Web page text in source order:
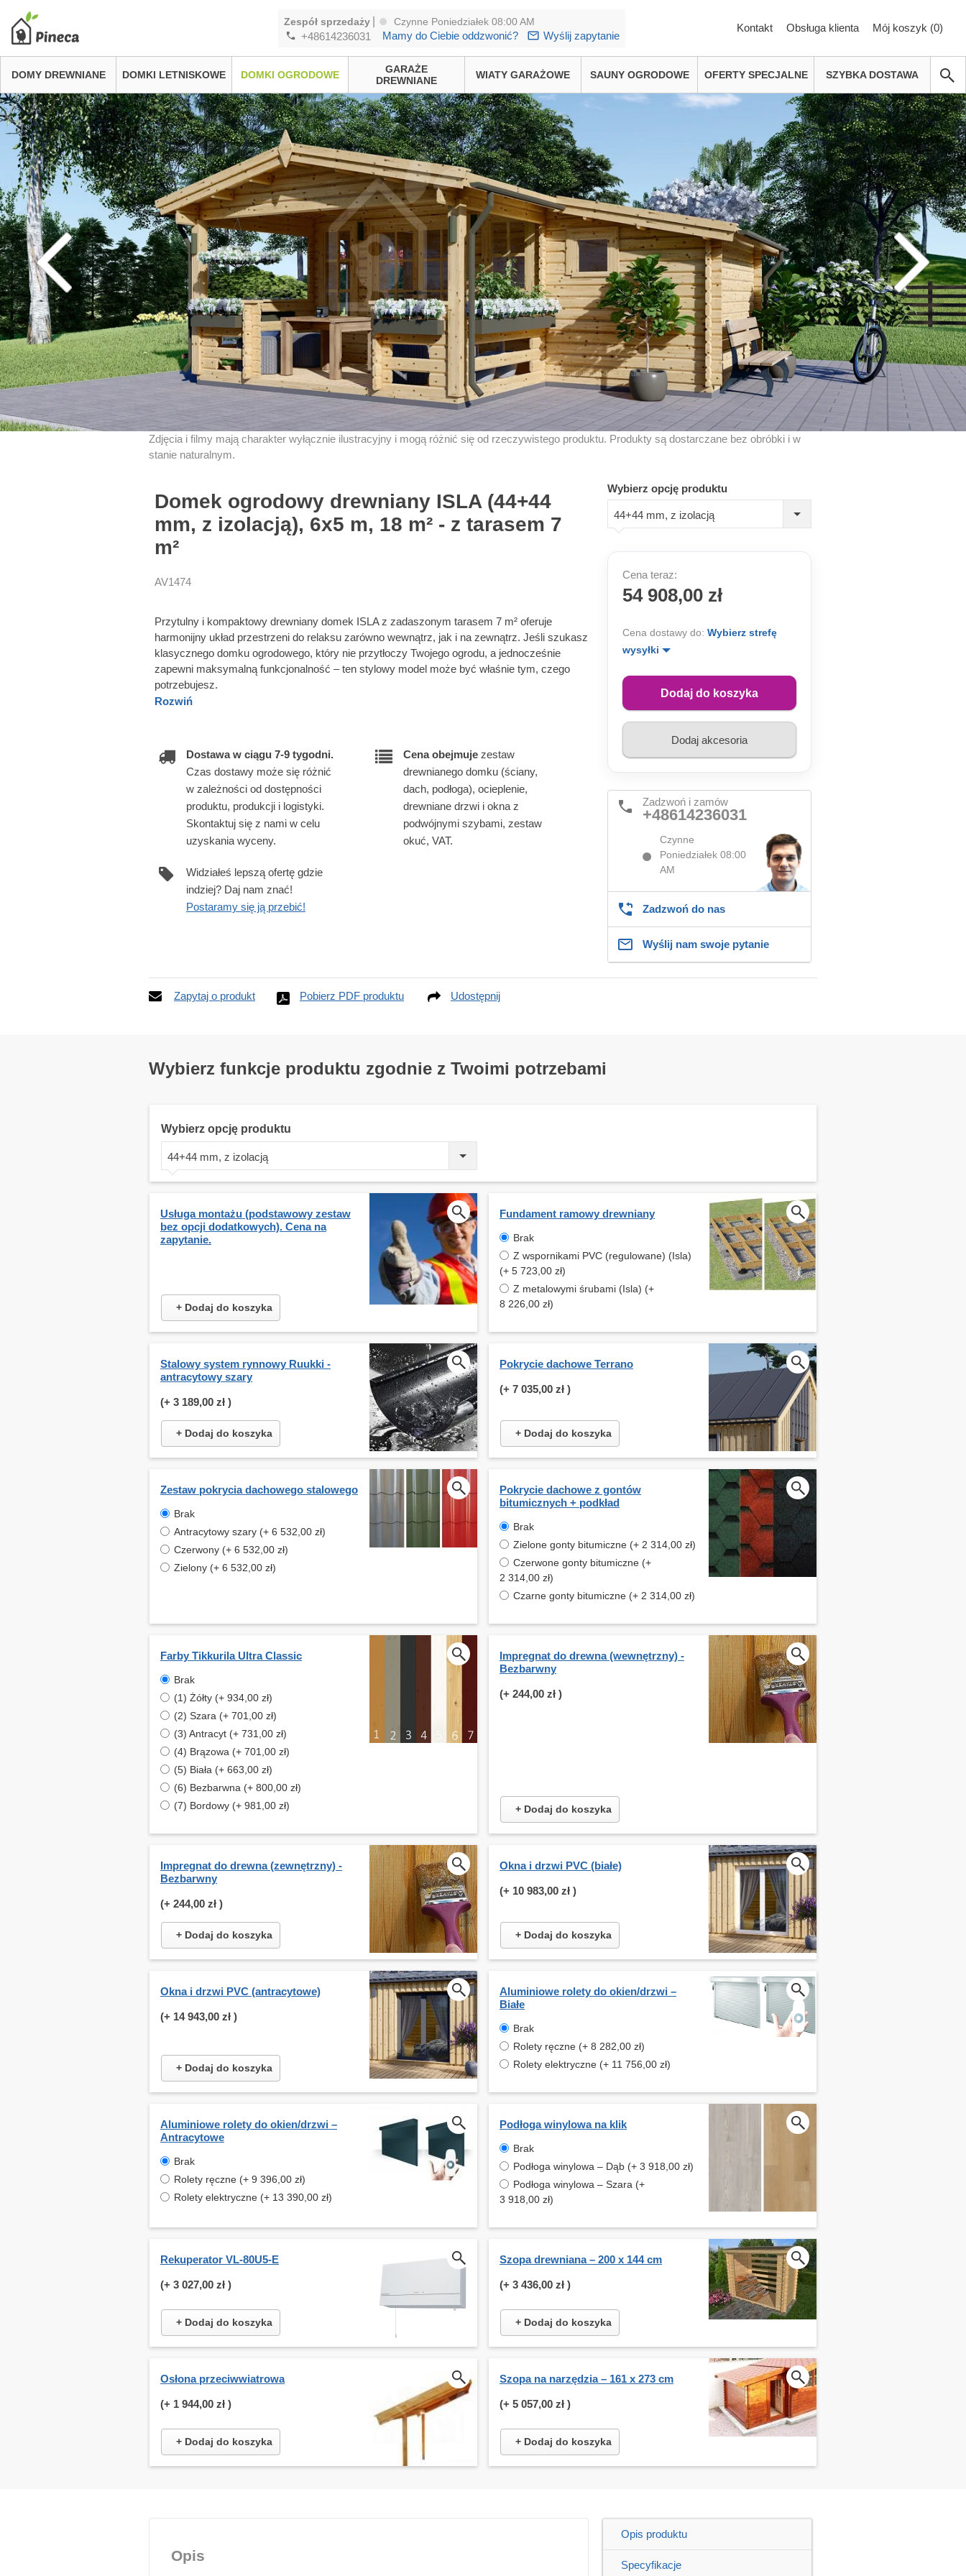
Zespół sprzedaży Czynne Poniedziałek 08:00 AM
+48614236031 Mamy do Ciebie oddzwonić? Wyślij zapytanie
Kontakt Obsługa klienta Mój koszyk (0)
DOMY DREWNIANE DOMKI LETNISKOWE DOMKI OGRODOWE
GARAŻE
DREWNIANE
WIATY GARAŻOWE SAUNY OGRODOWE OFERTY SPECJALNE SZYBKA DOSTAWA
Zdjęcia i filmy mają charakter wyłącznie ilustracyjny i mogą różnić się od rzeczywistego produktu. Produkty są dostarczane bez obróbki i w
stanie naturalnym.
Domek ogrodowy drewniany ISLA (44+44
mm, z izolacją), 6x5 m, 18 m² - z tarasem 7
m²
AV1474
Przytulny i kompaktowy drewniany domek ISLA z zadaszonym tarasem 7 m² oferuje
harmonijny układ przestrzeni do relaksu zarówno wewnątrz, jak i na zewnątrz. Jeśli szukasz
klasycznego domku ogrodowego, który nie przytłoczy Twojego ogrodu, a jednocześnie
zapewni maksymalną funkcjonalność – ten stylowy model może być właśnie tym, czego
potrzebujesz.
Rozwiń
Dostawa w ciągu 7-9 tygodni.
Czas dostawy może się różnić
w zależności od dostępności
produktu, produkcji i logistyki.
Skontaktuj się z nami w celu
uzyskania wyceny.
Cena obejmujezestaw
drewnianego domku (ściany,
dach, podłoga), ocieplenie,
drewniane drzwi i okna z
podwójnymi szybami, zestaw
okuć, VAT.
Widziałeś lepszą ofertę gdzie
indziej? Daj nam znać!
Postaramy się ją przebić!
Wybierz opcję produktu
44+44 mm, z izolacją
Cena teraz:
54 908,00 zł
Cena dostawy do: Wybierz strefę
wysyłki
Dodaj do koszyka
Dodaj akcesoria
Zadzwoń i zamów
+48614236031
Czynne
Poniedziałek 08:00
AM
Zadzwoń do nas
Wyślij nam swoje pytanie
Zapytaj o produkt Pobierz PDF produktu Udostępnij
Wybierz funkcje produktu zgodnie z Twoimi potrzebami
Wybierz opcję produktu
44+44 mm, z izolacją
Usługa montażu (podstawowy zestaw
bez opcji dodatkowych). Cena na
zapytanie.
+ Dodaj do koszyka
Fundament ramowy drewniany
Brak
Z wspornikami PVC (regulowane) (Isla)
(+ 5 723,00 zł)
Z metalowymi śrubami (Isla) (+
8 226,00 zł)
Stalowy system rynnowy Ruukki -
antracytowy szary
(+ 3 189,00 zł )
+ Dodaj do koszyka
Pokrycie dachowe Terrano
(+ 7 035,00 zł )
+ Dodaj do koszyka
Zestaw pokrycia dachowego stalowego
Brak
Antracytowy szary (+ 6 532,00 zł)
Czerwony (+ 6 532,00 zł)
Zielony (+ 6 532,00 zł)
Pokrycie dachowe z gontów
bitumicznych + podkład
Brak
Zielone gonty bitumiczne (+ 2 314,00 zł)
Czerwone gonty bitumiczne (+
2 314,00 zł)
Czarne gonty bitumiczne (+ 2 314,00 zł)
Farby Tikkurila Ultra Classic
Brak
(1) Żółty (+ 934,00 zł)
(2) Szara (+ 701,00 zł)
(3) Antracyt (+ 731,00 zł)
(4) Brązowa (+ 701,00 zł)
(5) Biała (+ 663,00 zł)
(6) Bezbarwna (+ 800,00 zł)
(7) Bordowy (+ 981,00 zł)
Impregnat do drewna (wewnętrzny) -
Bezbarwny
(+ 244,00 zł )
+ Dodaj do koszyka
Impregnat do drewna (zewnętrzny) -
Bezbarwny
(+ 244,00 zł )
+ Dodaj do koszyka
Okna i drzwi PVC (białe)
(+ 10 983,00 zł )
+ Dodaj do koszyka
Okna i drzwi PVC (antracytowe)
(+ 14 943,00 zł )
+ Dodaj do koszyka
Aluminiowe rolety do okien/drzwi –
Białe
Brak
Rolety ręczne (+ 8 282,00 zł)
Rolety elektryczne (+ 11 756,00 zł)
Aluminiowe rolety do okien/drzwi –
Antracytowe
Brak
Rolety ręczne (+ 9 396,00 zł)
Rolety elektryczne (+ 13 390,00 zł)
Podłoga winylowa na klik
Brak
Podłoga winylowa – Dąb (+ 3 918,00 zł)
Podłoga winylowa – Szara (+
3 918,00 zł)
Rekuperator VL-80U5-E
(+ 3 027,00 zł )
+ Dodaj do koszyka
Szopa drewniana – 200 x 144 cm
(+ 3 436,00 zł )
+ Dodaj do koszyka
Osłona przeciwwiatrowa
(+ 1 944,00 zł )
+ Dodaj do koszyka
Szopa na narzędzia – 161 x 273 cm
(+ 5 057,00 zł )
+ Dodaj do koszyka
Opis
Opis produktu
Specyfikacje